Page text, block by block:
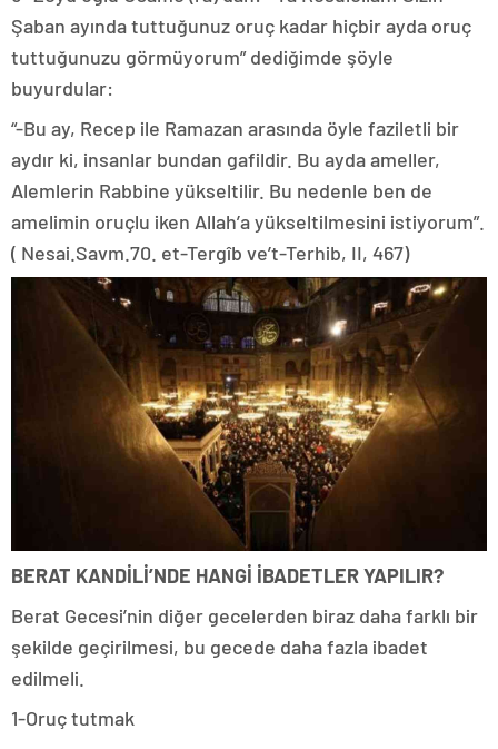
Şaban ayında tuttuğunuz oruç kadar hiçbir ayda oruç
tuttuğunuzu görmüyorum” dediğimde şöyle
buyurdular:
“-Bu ay, Recep ile Ramazan arasında öyle faziletli bir
aydır ki, insanlar bundan gafildir. Bu ayda ameller,
Alemlerin Rabbine yükseltilir. Bu nedenle ben de
amelimin oruçlu iken Allah’a yükseltilmesini istiyorum”.
( Nesai.Savm.70. et-Tergîb ve’t-Terhib, II, 467)
BERAT KANDİLİ’NDE HANGİ İBADETLER YAPILIR?
Berat Gecesi’nin diğer gecelerden biraz daha farklı bir
şekilde geçirilmesi, bu gecede daha fazla ibadet
edilmeli.
1-Oruç tutmak